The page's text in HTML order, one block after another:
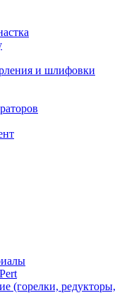
и шлифовки
(горелки, редукторы,